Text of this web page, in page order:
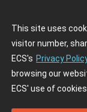
This site uses
visitor number,
ECS's Privacy
browsing our
ECS' use of